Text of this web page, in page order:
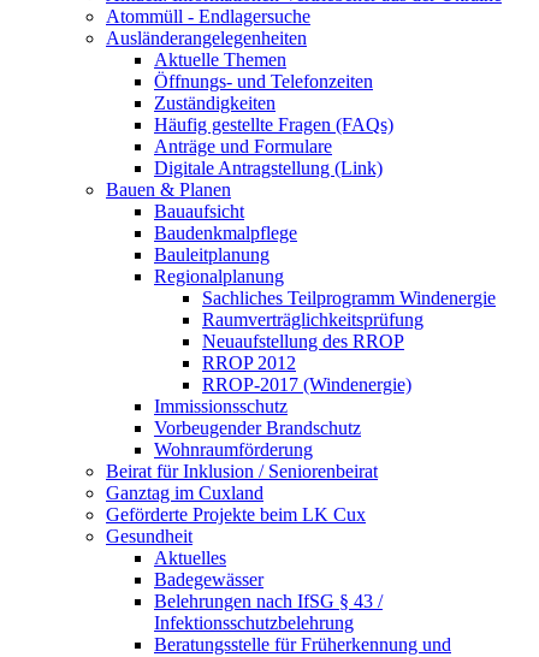
Atommüll - Endlagersuche
Ausländerangelegenheiten
Aktuelle Themen
Öffnungs- und Telefonzeiten
Zuständigkeiten
Häufig gestellte Fragen (FAQs)
Anträge und Formulare
Digitale Antragstellung (Link)
Bauen & Planen
Bauaufsicht
Baudenkmalpflege
Bauleitplanung
Regionalplanung
Sachliches Teilprogramm Windenergie
Raumverträglichkeitsprüfung
Neuaufstellung des RROP
RROP 2012
RROP-2017 (Windenergie)
Immissionsschutz
Vorbeugender Brandschutz
Wohnraumförderung
Beirat für Inklusion / Seniorenbeirat
Ganztag im Cuxland
Geförderte Projekte beim LK Cux
Gesundheit
Aktuelles
Badegewässer
Belehrungen nach IfSG § 43 /
Infektionsschutzbelehrung
Beratungsstelle für Früherkennung und